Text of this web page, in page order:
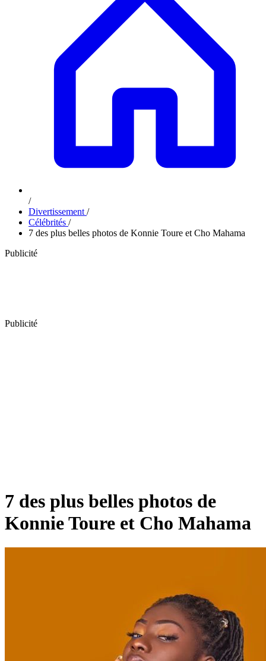
/
Divertissement /
Célébrités /
7 des plus belles photos de Konnie Toure et Cho Mahama
Publicité
Publicité
7 des plus belles photos de
Konnie Toure et Cho Mahama